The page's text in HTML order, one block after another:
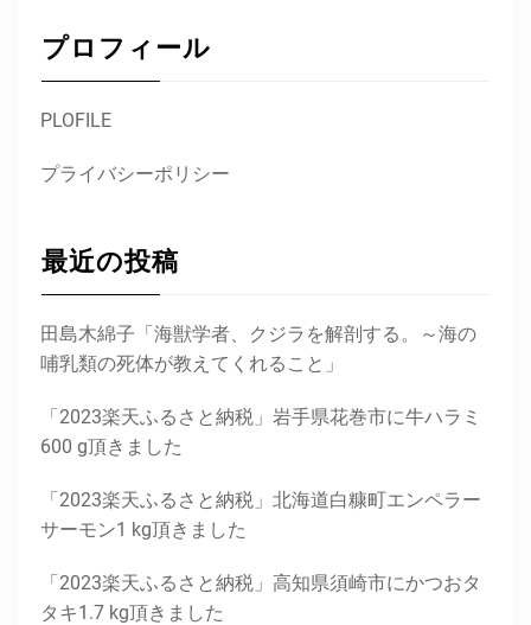
プロフィール
PLOFILE
プライバシーポリシー
最近の投稿
田島木綿子「海獣学者、クジラを解剖する。～海の
哺乳類の死体が教えてくれること」
「2023楽天ふるさと納税」岩手県花巻市に牛ハラミ
600 g頂きました
「2023楽天ふるさと納税」北海道白糠町エンペラー
サーモン1 kg頂きました
「2023楽天ふるさと納税」高知県須崎市にかつおタ
タキ1.7 kg頂きました